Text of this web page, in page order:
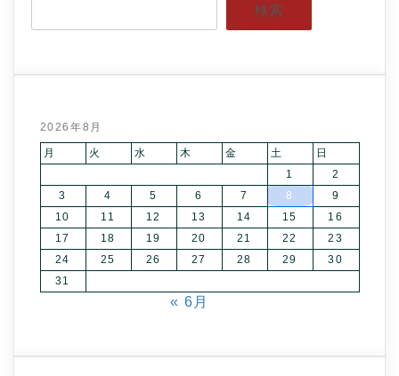
検索
2026年8月
月 火 水 木 金 土
日
1
2
3
4 5 6 7 8
9
10
11 12 13 14 15
16
17
18 19 20 21 22
23
24
25 26 27 28 29
30
31
« 6月